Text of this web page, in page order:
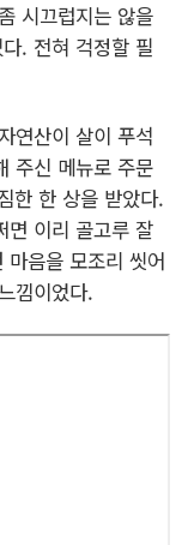
시끄럽지는 않을
. 전혀 걱정할 필
연산이 살이 푸석
주신 메뉴로 주문
한 한 상을 받았다.
면 이리 골고루 잘
마음을 모조리 씻어
낌이었다.